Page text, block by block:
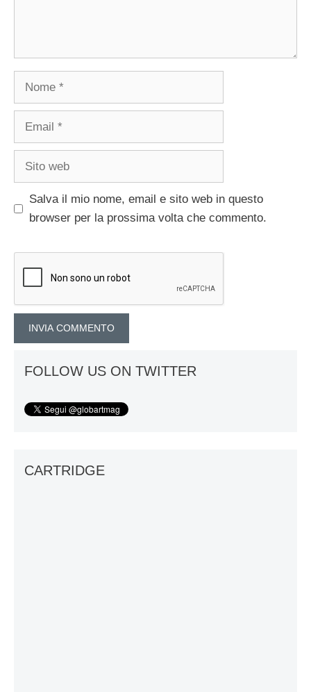
Nome
Email
Sito
Salva il mio nome, email e sito web in questo
browser per la prossima volta che commento.
FOLLOW US ON TWITTER
CARTRIDGE